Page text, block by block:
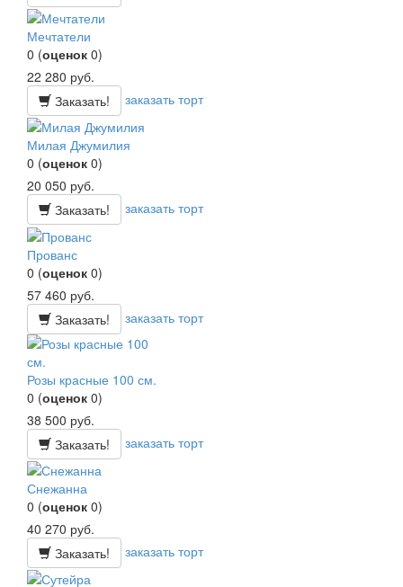
Мечтатели
0 (оценок 0)
22 280 руб.
Заказать!
заказать торт
Милая Джумилия
0 (оценок 0)
20 050 руб.
Заказать!
заказать торт
Прованс
0 (оценок 0)
57 460 руб.
Заказать!
заказать торт
Розы красные 100 см.
0 (оценок 0)
38 500 руб.
Заказать!
заказать торт
Снежанна
0 (оценок 0)
40 270 руб.
Заказать!
заказать торт